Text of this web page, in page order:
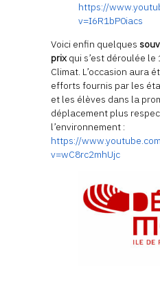
https://
v=I6R1bP0iacs
Voici enfin quelques
prix qui s’est déroulée le
Climat. L’occasion aura
efforts fournis par les
et les élèves dans la
déplacement plus
l’environnement :
https://
v=wC8rc2mhUjc